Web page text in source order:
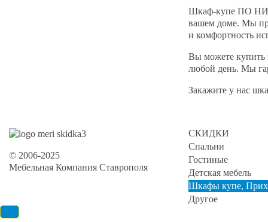
Шкаф-купе ПО
вашем доме. Мы
и комфортность
Вы можете купить
любой день. Мы
Закажите у нас
© 2006-2025
Мебельная Компания Ставрополя
СКИДКИ
Спальни
Гостиные
Детская мебель
Шкафы купе,
Другое